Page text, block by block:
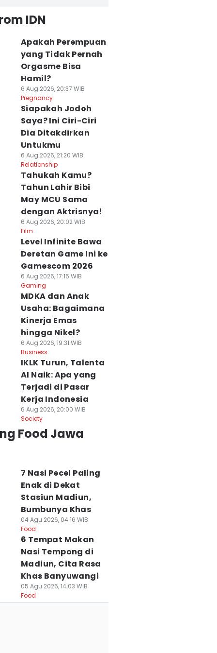
IDN
Apakah Perempuan
yang Tidak Pernah
Orgasme Bisa
Hamil?
6 Aug 2026, 20:37 WIB
Pregnancy
Siapakah Jodoh
Saya? Ini Ciri-Ciri
Dia Ditakdirkan
Untukmu
6 Aug 2026, 21:20 WIB
Relationship
Tahukah Kamu?
Tahun Lahir Bibi
May MCU Sama
dengan Aktrisnya!
6 Aug 2026, 20:02 WIB
Film
Level Infinite Bawa
Deretan Game Ini ke
Gamescom 2026
6 Aug 2026, 17:15 WIB
Gaming
MDKA dan Anak
Usaha: Bagaimana
Kinerja Emas
hingga Nikel?
6 Aug 2026, 19:31 WIB
Business
IKLK Turun, Talenta
AI Naik: Apa yang
Terjadi di Pasar
Kerja Indonesia
6 Aug 2026, 20:00 WIB
Society
Food Jawa
7 Nasi Pecel Paling
Enak di Dekat
Stasiun Madiun,
Bumbunya Khas
04 Agu 2026, 04:16 WIB
Food
6 Tempat Makan
Nasi Tempong di
Madiun, Cita Rasa
Khas Banyuwangi
05 Agu 2026, 14:03 WIB
Food